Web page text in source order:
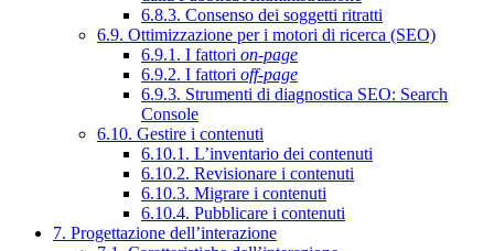
6.8.3. Consenso dei soggetti ritratti
6.9. Ottimizzazione per i motori di ricerca (SEO)
6.9.1. I fattori on-page
6.9.2. I fattori off-page
6.9.3. Strumenti di diagnostica SEO: Search
Console
6.10. Gestire i contenuti
6.10.1. L’inventario dei contenuti
6.10.2. Revisionare i contenuti
6.10.3. Migrare i contenuti
6.10.4. Pubblicare i contenuti
7. Progettazione dell’interazione